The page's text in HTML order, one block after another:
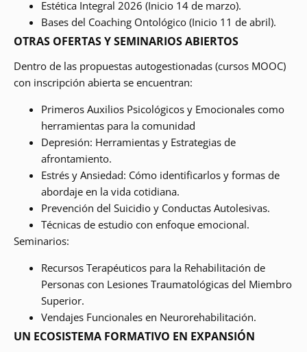
Estética Integral 2026 (Inicio 14 de marzo).
Bases del Coaching Ontológico (Inicio 11 de abril).
OTRAS OFERTAS Y SEMINARIOS ABIERTOS
Dentro de las propuestas autogestionadas (cursos MOOC)
con inscripción abierta se encuentran:
Primeros Auxilios Psicológicos y Emocionales como
herramientas para la comunidad
Depresión: Herramientas y Estrategias de
afrontamiento.
Estrés y Ansiedad: Cómo identificarlos y formas de
abordaje en la vida cotidiana.
Prevención del Suicidio y Conductas Autolesivas.
Técnicas de estudio con enfoque emocional.
Seminarios:
Recursos Terapéuticos para la Rehabilitación de
Personas con Lesiones Traumatológicas del Miembro
Superior.
Vendajes Funcionales en Neurorehabilitación.
UN ECOSISTEMA FORMATIVO EN EXPANSIÓN